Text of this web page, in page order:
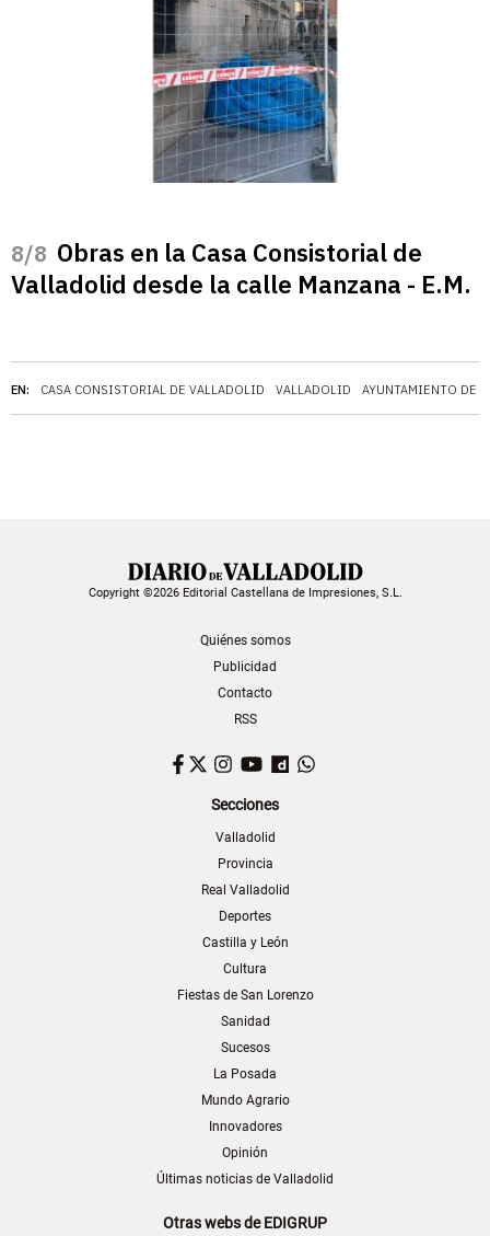
EN: CASA CONSISTORIAL DE VALLADOLID VALLADOLID AYUNTAMIENTO DE
/8 Obras en la Casa Consistorial de
Valladolid desde la calle Manzana - E.M.
Copyright ©2026 Editorial Castellana de Impresiones, S.L.
Quiénes somos
Publicidad
Contacto
RSS
Facebook
TwitterInstagram
YouTubeDailymotion
Secciones
Valladolid
Provincia
Real Valladolid
Deportes
Castilla y León
Cultura
Fiestas de San Lorenzo
Sanidad
Sucesos
La Posada
Mundo Agrario
Innovadores
Opinión
Últimas noticias de Valladolid
Otras webs de EDIGRUP